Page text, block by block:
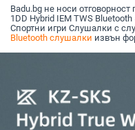
Badu.bg не носи
1DD Hybrid IEM TWS
Спортни игри Слушалки с
Bluetooth слушалки извън